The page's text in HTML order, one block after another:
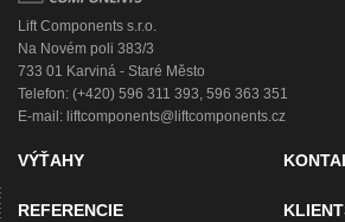
Lift Components s.r.o.
Na Novém poli 383/3
733 01 Karviná - Staré Město
Telefon: (+420) 596 311 393, 596 363 351
E-mail: liftcomponents@liftcomponents.cz
VÝŤAHY
REFERENCIE